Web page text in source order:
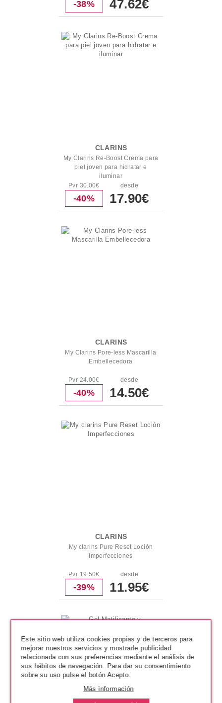
-38% 47.62€
CLARINS
My Clarins Re-Boost Crema para
piel joven para hidratar e
iluminar
Pvr 30.00€
-40%
desde
17.90€
CLARINS
My Clarins Pore-less Mascarilla
Embellecedora
Pvr 24.00€
-40%
desde
14.50€
CLARINS
My clarins Pure Reset Loción
Imperfecciones
Pvr 19.50€
-39%
desde
11.95€
Este sitio web utiliza cookies propias y de terceros para
mejorar nuestros servicios y mostrarle publicidad
relacionada con sus preferencias mediante el análisis de
sus hábitos de navegación. Para dar su consentimiento
sobre su uso pulse el botón Acepto.
Más información